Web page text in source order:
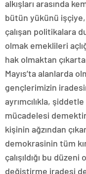
alkışları arasında
bütün yükünü
çalışan politikalara
olmak emeklileri
hak olmaktan
Mayıs’ta alanlarda
gençlerimizin
ayrımcılıkla,
mücadelesi
kişinin ağzından
demokrasinin tüm
çalışıldığı bu
değiştirme iradesi